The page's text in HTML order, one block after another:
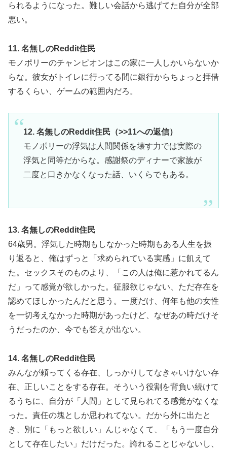
られるようになった。難しい会話から逃げてた自分が全部
悪い。
11. 名無しのReddit住民
モノポリーのチャンピオンはこの家に一人しかいらないか
らな。彼女がトイレに行ってる間に銀行からちょっと拝借
するくらい、ゲームの範囲内だろ。
12. 名無しのReddit住民（>>11への返信）
モノポリーの浮気は人間関係を壊す力では実際の
浮気と同等だからな。感謝祭のディナーで家族が
二度と口きかなくなった話、いくらでもある。
13. 名無しのReddit住民
64歳男。浮気した時期もしなかった時期もある人生を振
り返ると、俺はずっと「求められている実感」に飢えて
た。セックスそのものより、「この人は俺に惹かれてるん
だ」って感覚が欲しかった。征服欲じゃない、ただ存在を
認めてほしかったんだと思う。一度だけ、何年も他の女性
を一切考えなかった時期があったけど、なぜあの時だけそ
うだったのか、今でも答えが出ない。
14. 名無しのReddit住民
みんなが頼ってくる存在、しっかりしてなきゃいけない存
在、正しいことをする存在。そういう役割を背負い続けて
るうちに、自分が「人間」として見られてる感覚がなくな
った。責任の塊としか思われてない。だから外に出たと
き、別に「もっと欲しい」んじゃなくて、「もう一度自分
として存在したい」だけだった。誇れることじゃないし、